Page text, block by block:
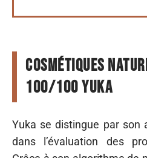
Cosmétiques
100/100 Yuka
Yuka se distingue par son
dans l’évaluation des